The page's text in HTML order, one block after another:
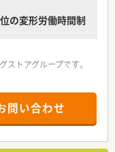
以外にも様々な制度が
ます。
境を大切にしている会
の変形労働時間制
トアグループです。
地に集中的に出店して
剤に特化してお仕事いた
問い合わせ